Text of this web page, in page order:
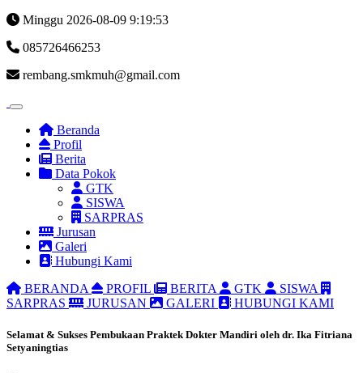
Minggu 2026-08-09 9:19:54
085726466253
rembang.smkmuh@gmail.com
Beranda
Profil
Berita
Data Pokok
GTK
SISWA
SARPRAS
Jurusan
Galeri
Hubungi Kami
BERANDA
PROFIL BERITA GTK
SISWA
SARPRAS
JURUSAN GALERI HUBUNGI KAMI
Selamat & Sukses Pembukaan Praktek Dokter Mandiri oleh dr. Ika Fitriana
Setyaningtias